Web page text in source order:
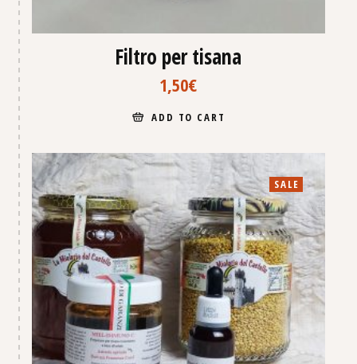
Filtro per tisana
1,50€
ADD TO CART
SALE